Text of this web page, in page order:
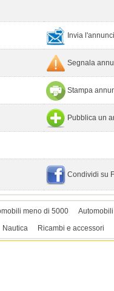
Invia
Segnala
Stampa
Pubblica un
Condividi su
meno di 5000
Nautica Ricambi e accessori